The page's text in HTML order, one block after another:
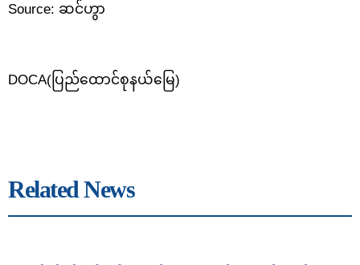
Source: ဆင်ဟွာ
DOCA(ပြည်ထောင်စုနယ်မြေ)
Related News